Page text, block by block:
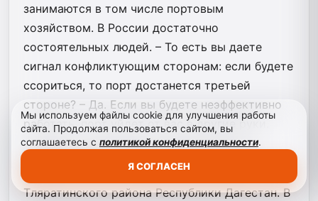
занимаются в том числе портовым
хозяйством. В России достаточно
состоятельных людей. – То есть вы даете
сигнал конфликтующим сторонам: если будете
ссориться, то порт достанется третьей
стороне? – Да. Если вы будете неэффективно
работать, порт уйдет от вас в другие руки.
АбдулатиповРамазан Гаджимурадович
Родился 4 августа 1946 года в селении Гебгуда
Тляратинского района Республики Дагестан. В
Мы используем файлы cookie для улучшения работы
сайта. Продолжая пользоваться сайтом, вы
соглашаетесь с политикой конфиденциальности.
Я СОГЛАСЕН